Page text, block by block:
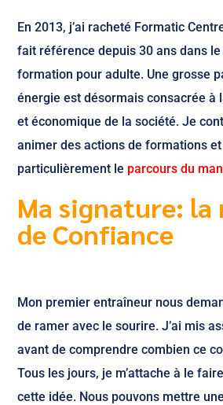
En 2013, j’ai racheté Formatic
fait référence depuis 30 ans dans
formation pour adulte. Une grosse
énergie est désormais consacrée à
et économique de la société. Je
animer des actions de formations
particulièrement le parcours du
Ma signature:
de Confiance
Mon premier entraîneur nous
de ramer avec le sourire. J’ai mis
avant de comprendre combien ce
Tous les jours, je m’attache à le
cette idée. Nous pouvons mettre